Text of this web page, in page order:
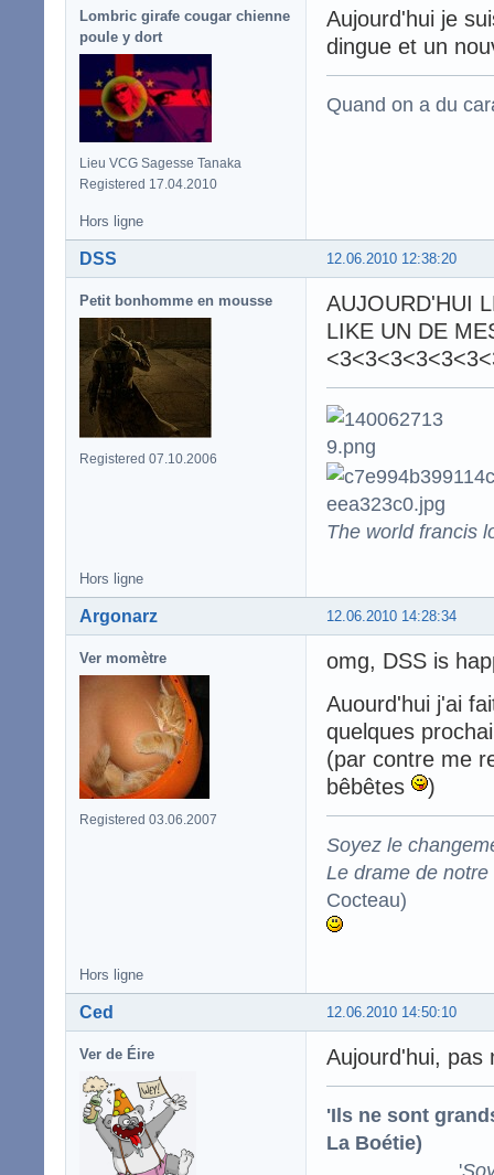
Lombric girafe cougar chienne
poule y dort
Lieu VCG Sagesse Tanaka
Registered 17.04.2010
Aujourd'hui je
dingue et un
Quand on a du
Hors ligne
12.06.2010 12:38:20
DSS
Petit bonhomme en mousse
Registered 07.10.2006
AUJOURD'HUI
LIKE UN DE
The world francis
Hors ligne
12.06.2010 14:28:34
Argonarz
Ver momètre
Registered 03.06.2007
omg, DSS is
Auourd'hui j'ai
quelques
(par contre me
bêbêtes
)
Soyez le
Le drame de
Cocteau)
Hors ligne
12.06.2010 14:50:10
Ced
Ver de Éire Aujourd'hui,
'Ils ne sont
La Boétie)
'